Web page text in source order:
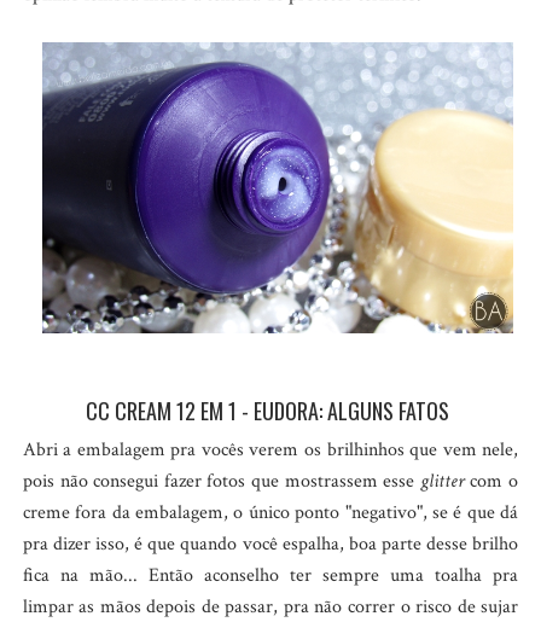
CC CREAM 12 EM 1 - EUDORA: ALGUNS FATOS
Abri a embalagem pra vocês verem os brilhinhos que vem nele,
pois não consegui fazer fotos que mostrassem esse glittercom o
creme fora da embalagem, o único ponto "negativo", se é que dá
pra dizer isso, é que quando você espalha, boa parte desse brilho
fica na mão... Então aconselho ter sempre uma toalha pra
limpar as mãos depois de passar, pra não correr o risco de sujar